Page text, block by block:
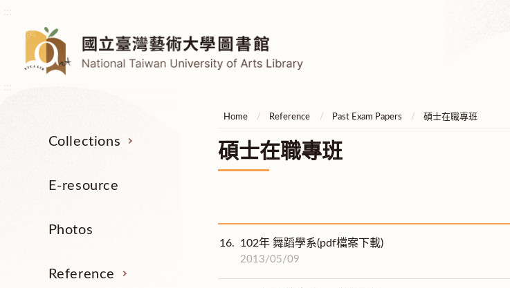
Collections
E-resource
Photos
Reference
Home Reference Past Exam Papers 碩士在職專班
碩士在職專班
16. 102年 舞蹈學系(pdf檔案下載)
2013/05/09